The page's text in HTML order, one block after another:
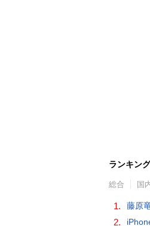
ランキング
総合 国
1. 藤原竜也さん、「
2.